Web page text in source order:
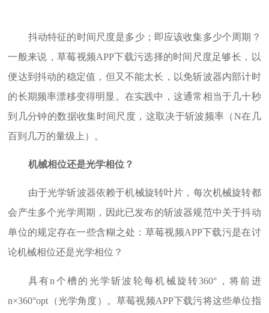
抖动特征的时间尺度是多少；即应该收集多少个周期？
一般来说，草莓视频APP下载污选择的时间尺度足够长，以
便达到抖动的稳定值，但又不能太长，以免斩波器内部计时
的长期频率漂移变得明显。在实践中，这通常相当于几十秒
到几分钟的数据收集时间尺度，这取决于斩波频率（N在几
百到几万的量级上）。
机械相位还是光学相位？
由于光学斩波器依赖于机械旋转叶片，每次机械旋转都
会产生多个光学周期，因此已发布的斩波器规范中关于抖动
单位的规定存在一些含糊之处：草莓视频APP下载污是在讨
论机械相位还是光学相位？
具有n个槽的光学斩波轮每机械旋转360°，将前进
n×360°opt（光学角度）。草莓视频APP下载污将这些单位指